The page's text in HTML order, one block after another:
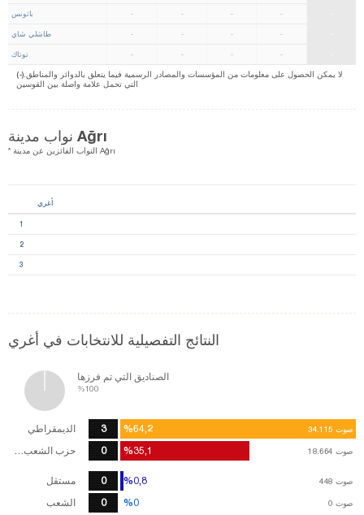
باتونس - - - -
طاشلي شاي - - - -
توتاك - - - -
(-).لا يمكن الحصول على معلومات من المؤسسات والمصادر الرسمية فيما يتعلق بالدوائر والمناطق
التي تحمل علامة واصلة بين القوسين
نواب مدينة Ağrı
* النواب الفائزين عن مدينة Ağrı
أغري
1
2
3
النتائج التفصيلية للانتخابات في أغري
الصناديق التي تم فرزها
%100
الديمقراطي
حزب الشعب الجمهوري
3
0
%64,2 34.115 صوت
%35,1 18.664 صوت
%64,2 34.115 صوت
%35,1 18.664 صوت
مستقل
الشعب
0
0
%0,8 448 صوت
%0 0 صوت
%0,8 448 صوت
%0